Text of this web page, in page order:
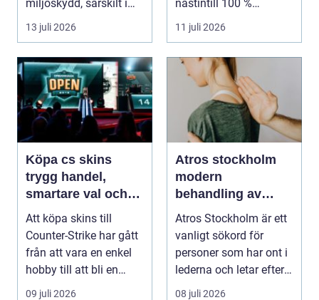
miljöskydd, särskilt i
verksamheter som i...
13 juli 2026
nästintill 100 %
luftfuktighet för att sk...
11 juli 2026
Köpa cs skins
trygg handel,
smartare val och
bättre affärer
Att köpa skins till
Counter-Strike har gått
från att vara en enkel
hobby till att bli en
egen liten ...
09 juli 2026
Atros stockholm
modern
behandling av
ledbesvär i
huvudstaden
Atros Stockholm är ett
vanligt sökord för
personer som har ont i
lederna och letar efter
hjälp i huv...
08 juli 2026